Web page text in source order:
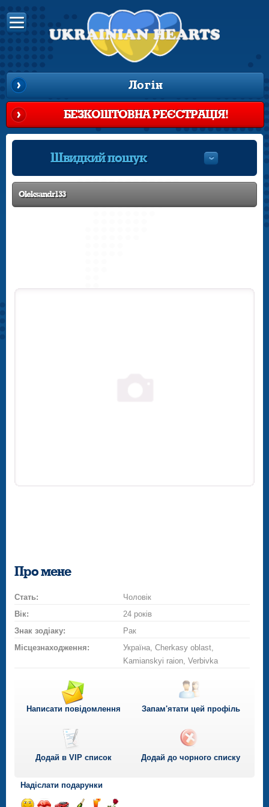
Логін
БЕЗКОШТОВНА РЕЄСТРАЦІЯ!
Швидкий пошук
Oleksandr133
Про мене
Стать:
Чоловік
Вік:
24 років
Знак зодіаку:
Рак
Місцезнаходження:
Україна, Cherkasy oblast,
Kamianskyi raion, Verbivka
Написати повідомлення Запам'ятати цей профіль
Додай в VIP список Додай до чорного списку
Надіслати подарунки